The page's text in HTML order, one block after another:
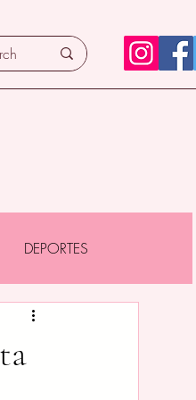
DEPORTES